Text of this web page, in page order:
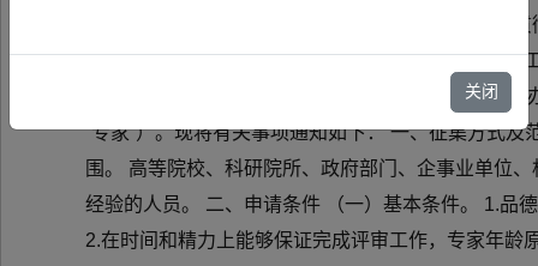
各设区市工业和信息化局、各有关单位： 为
〔2024〕5号）精神，充分发挥专业人才对我区实施
息化厅专家库管理办法（试行）〉的通知》（桂工
“专家”）。现将有关事项通知如下： 一、征集方式
围。 高等院校、科研院所、政府部门、企事业单位
经验的人员。 二、申请条件 （一）基本条件。 1.品
2.在时间和精力上能够保证完成评审工作，专家年
关闭